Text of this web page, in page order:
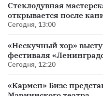
Стеклодувная
открывается после
Сегодня, 13:00
«Нескучный хор»
фестиваля
Сегодня, 12:20
«Кармен» Бизе